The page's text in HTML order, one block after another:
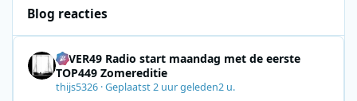
Blog reacties
4EVER49 Radio start maandag met de eerste
TOP449 Zomereditie
thijs5326 ·Geplaatst2 uur geleden2 u.